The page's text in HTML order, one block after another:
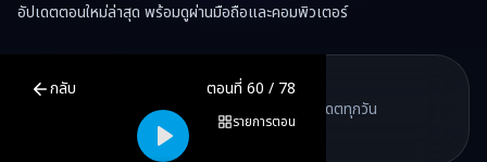
อัปเดตตอนใหม่ล่าสุด พร้อมดูผ่านมือถือและคอมพิวเตอร์
กลับ ตอนที่ 60 / 78
รายการตอน
วันคล
RA15 เป็นเว็บไซต์ดูซีรี่ส์จีนออนไลน์ฟรี ที่รวบรวมหนังจีน ละครจีน มิ
RA15 Drama
RA15 Drama
รวมซีรี่ส์จีน ละครสั้น หนังแนวตั้ง พากย์ไทย อัปเดตทุกวัน
RA15 Drama